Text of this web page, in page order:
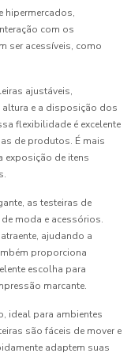
hipermercados,
com os
ser acessíveis, como
ajustáveis,
e a disposição dos
flexibilidade é excelente
de produtos. É mais
exposição de itens
as testeiras de
moda e acessórios.
ajudando a
proporciona
escolha para
marcante.
ideal para ambientes
são fáceis de mover e
adaptem suas